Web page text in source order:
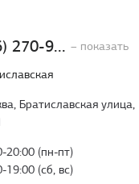
270-9... – показать
Братиславская улица,
20:00 (пн-пт)
19:00 (сб, вс)